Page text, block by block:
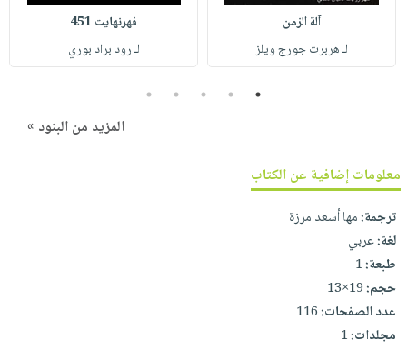
صابون
مناسبات
فيديوهات
أسئلة
يتكرر
نيل
وفرات
انشر
كتابك
تواصل
معنا
التسوق
آلة الزمن
لـ هربرت جورج ويلز
فهرنهايت 451
لـ رود براد بوري
1
2
3
4
5
المزيد من البنود »
معلومات إضافية عن الكتاب
ترجمة:مها أسعد مرزة
لغة:عربي
طبعة:1
حجم:19×13
عدد الصفحات:116
مجلدات:1